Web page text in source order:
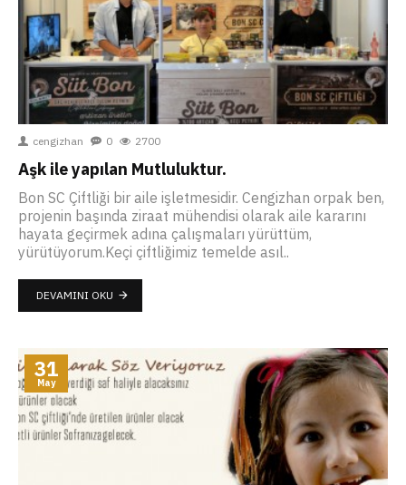
cengizhan 0 2700
Aşk ile yapılan Mutluluktur.
Bon SC Çiftliği bir aile işletmesidir. Cengizhan orpak ben,
projenin başında ziraat mühendisi olarak aile kararını
hayata geçirmek adına çalışmaları yürüttüm,
yürütüyorum.Keçi çiftliğimiz temelde asıl..
DEVAMINI OKU
31
May